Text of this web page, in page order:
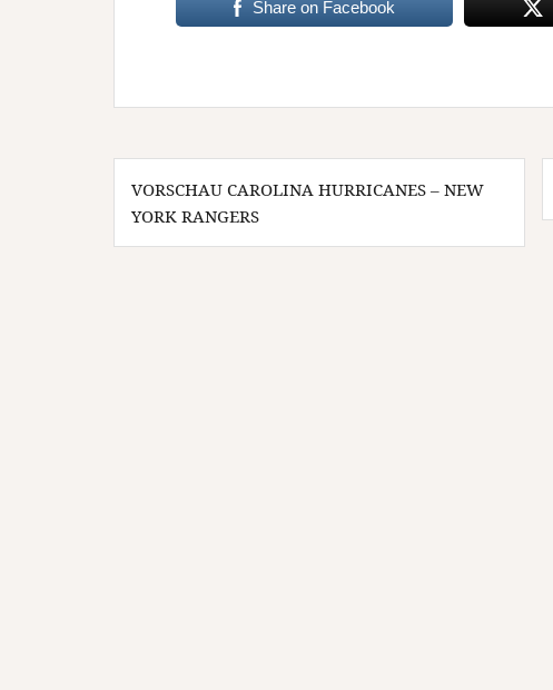
Share on Facebook
Beitragsnavigation
VORSCHAU CAROLINA HURRICANES – NEW
YORK RANGERS